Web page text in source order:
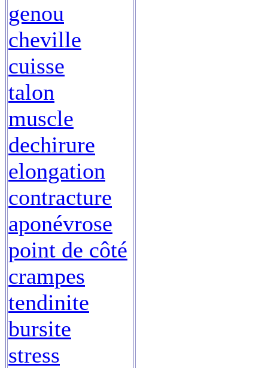
genou
cheville
cuisse
talon
muscle
dechirure
elongation
contracture
aponévrose
point de côté
crampes
tendinite
bursite
stress